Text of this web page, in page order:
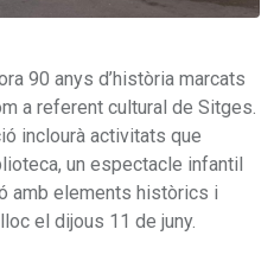
90 anys d’història marcats
a referent cultural de Sitges.
inclourà activitats que
un espectacle infantil
amb elements històrics i
el dijous 11 de juny.